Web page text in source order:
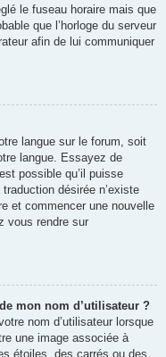
le fuseau horaire mais que
que l’horloge du serveur
afin de lui communiquer
langue sur le forum, soit
langue. Essayez de
possible qu’il puisse
désirée n’existe
et commencer une nouvelle
vous rendre sur
mon nom d’utilisateur ?
nom d’utilisateur lorsque
une image associée à
étoiles, des carrés ou des